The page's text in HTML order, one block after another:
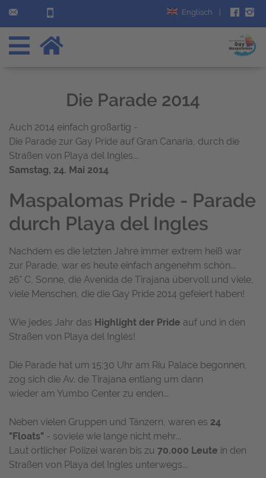
Englisch
Die Parade 2014
Auch 2014 einfach großartig -
Die Parade zur Gay Pride auf Gran Canaria, durch die
Straßen von Playa del Ingles...
Samstag, 24. Mai 2014
Maspalomas Pride - Parade
durch Playa del Ingles
Nachdem es die letzten Jahre immer extrem heiß war
zur Parade, war es heute einfach angenehm schön...
26° C, Sonne, die Avenida de Tirajana übervoll und viele,
viele Menschen, die die Gay Pride 2014 gefeiert haben!
Wie jedes Jahr das Highlight der Pride auf und in den
Straßen von Playa del Inglés!
Die Parade hat um 15:30 Uhr am Riu Palace begonnen,
zog sich die Av. de Tirajana entlang um dann
wieder am Yumbo Center zu enden...
Neben vielen Gruppen und Tänzern, waren es 24
"Floats" - soviele wie lange nicht mehr...
Laut örtlicher Polizei waren bis zu 70.000 Leute in den
Straßen von Playa del Ingles unterwegs...